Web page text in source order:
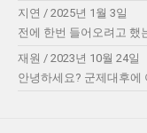
지연 / 2025년 1월 3일
전에 한번 들어오려고 했
재원 / 2023년 10월 24일
안녕하세요? 군제대후에